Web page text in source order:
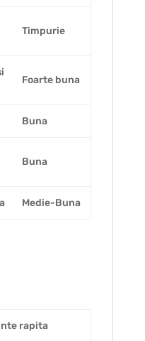
Timpurie
Foarte buna
Buna
Buna
Medie-Buna
rapita